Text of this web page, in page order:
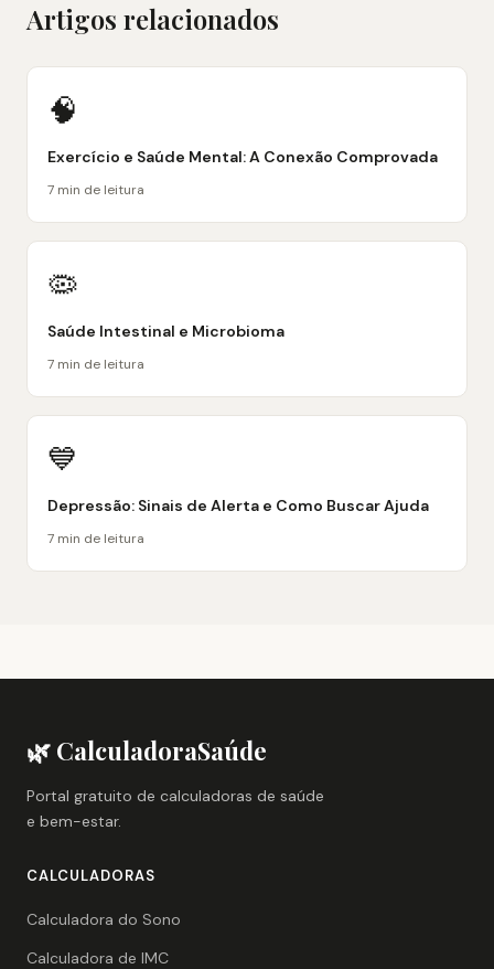
Artigos relacionados
🧠
Exercício e Saúde Mental: A Conexão Comprovada
7 min de leitura
🦠
Saúde Intestinal e Microbioma
7 min de leitura
💙
Depressão: Sinais de Alerta e Como Buscar Ajuda
7 min de leitura
🌿 CalculadoraSaúde
Portal gratuito de calculadoras de saúde
e bem-estar.
CALCULADORAS
Calculadora do Sono
Calculadora de IMC